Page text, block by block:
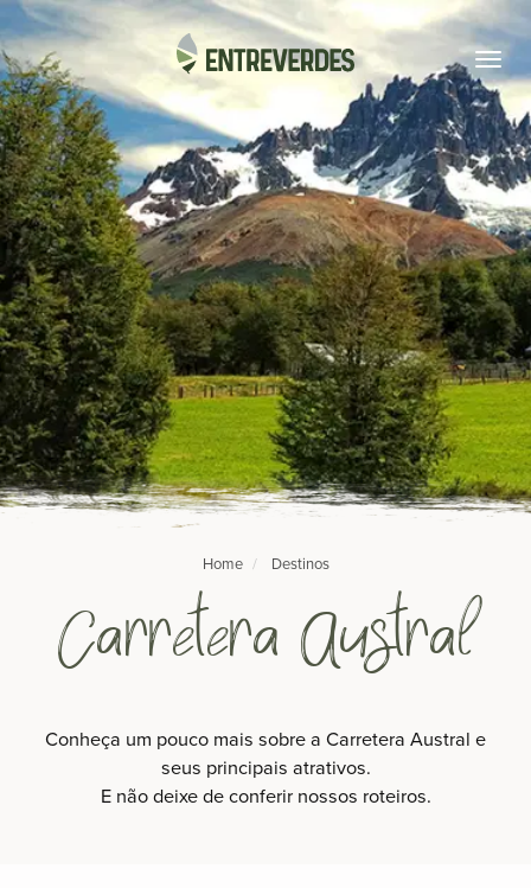
Home Destinos
Carretera Austral
Conheça um pouco mais sobre a Carretera Austral e
seus principais atrativos.
E não deixe de conferir nossos roteiros.